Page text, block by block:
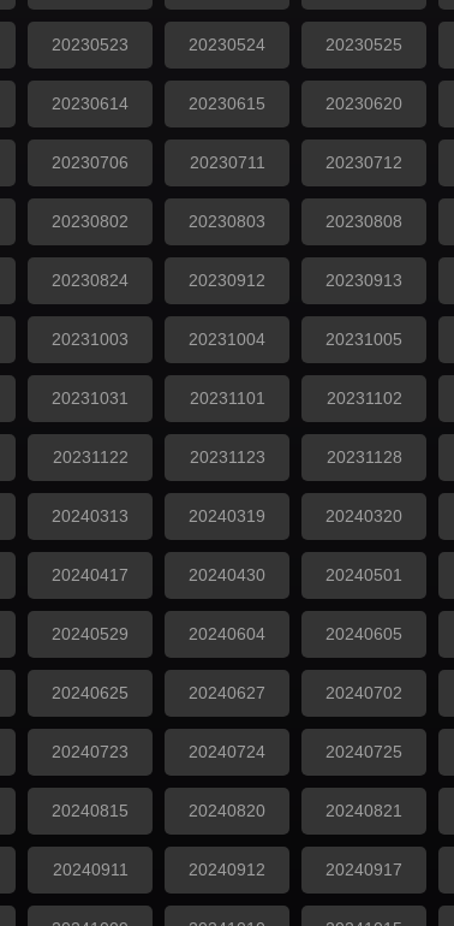
20230523 20230524 20230525
20230614 20230615 20230620
20230706 20230711 20230712
20230802 20230803 20230808
20230824 20230912 20230913
20231003 20231004 20231005
20231031 20231101 20231102
20231122 20231123 20231128
20240313 20240319 20240320
20240417 20240430 20240501
20240529 20240604 20240605
20240625 20240627 20240702
20240723 20240724 20240725
20240815 20240820 20240821
20240911 20240912 20240917